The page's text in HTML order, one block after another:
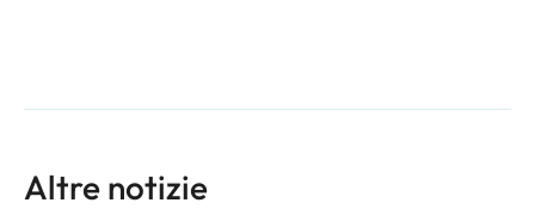
Altre notizie